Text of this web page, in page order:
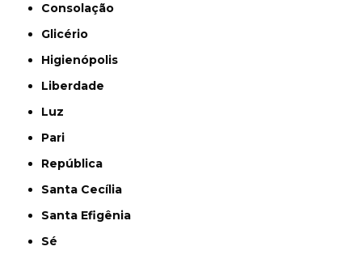
Consolação
Glicério
Higienópolis
Liberdade
Luz
Pari
República
Santa Cecília
Santa Efigênia
Sé